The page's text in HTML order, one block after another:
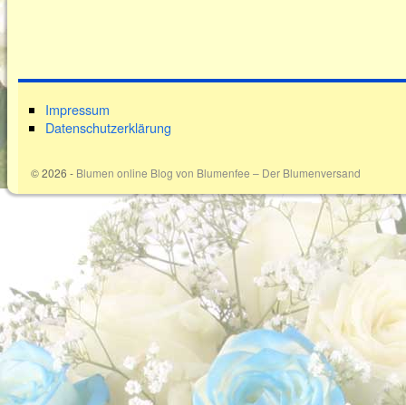
Impressum
Datenschutzerklärung
© 2026 - Blumen online Blog von Blumenfee – Der Blumenversand